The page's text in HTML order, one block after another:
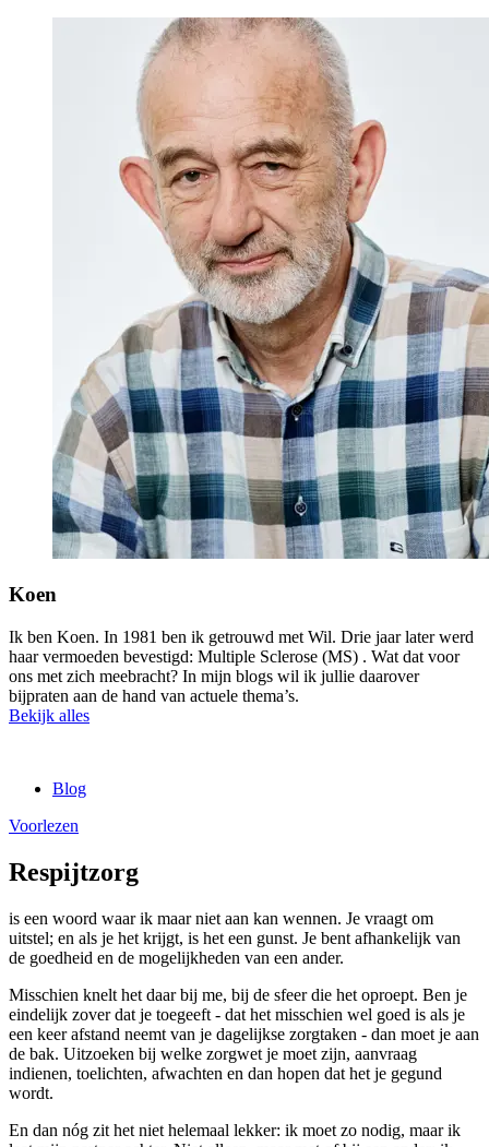
Koen
Ik ben Koen. In 1981 ben ik getrouwd met Wil. Drie jaar later werd
haar vermoeden bevestigd: Multiple Sclerose (MS) . Wat dat voor
ons met zich meebracht? In mijn blogs wil ik jullie daarover
bijpraten aan de hand van actuele thema’s.
Bekijk alles
Blog
Voorlezen
Respijtzorg
is een woord waar ik maar niet aan kan wennen. Je vraagt om
uitstel; en als je het krijgt, is het een gunst. Je bent afhankelijk van
de goedheid en de mogelijkheden van een ander.
Misschien knelt het daar bij me, bij de sfeer die het oproept. Ben je
eindelijk zover dat je toegeeft - dat het misschien wel goed is als je
een keer afstand neemt van je dagelijkse zorgtaken - dan moet je aan
de bak. Uitzoeken bij welke zorgwet je moet zijn, aanvraag
indienen, toelichten, afwachten en dan hopen dat het je gegund
wordt.
En dan nóg zit het niet helemaal lekker: ik moet zo nodig, maar ik